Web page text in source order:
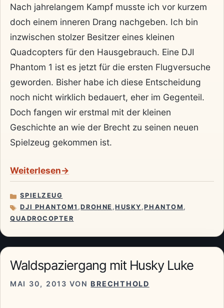
Nach jahrelangem Kampf musste ich vor kurzem
doch einem inneren Drang nachgeben. Ich bin
inzwischen stolzer Besitzer eines kleinen
Quadcopters für den Hausgebrauch. Eine DJI
Phantom 1 ist es jetzt für die ersten Flugversuche
geworden. Bisher habe ich diese Entscheidung
noch nicht wirklich bedauert, eher im Gegenteil.
Doch fangen wir erstmal mit der kleinen
Geschichte an wie der Brecht zu seinen neuen
Spielzeug gekommen ist.
Weiterlesen
KATEGORIEN
SPIELZEUG
SCHLAGWÖRTER
DJI PHANTOM1 ,DROHNE ,HUSKY ,PHANTOM ,
QUADROCOPTER
Waldspaziergang mit Husky Luke
MAI 30, 2013 VON BRECHTHOLD